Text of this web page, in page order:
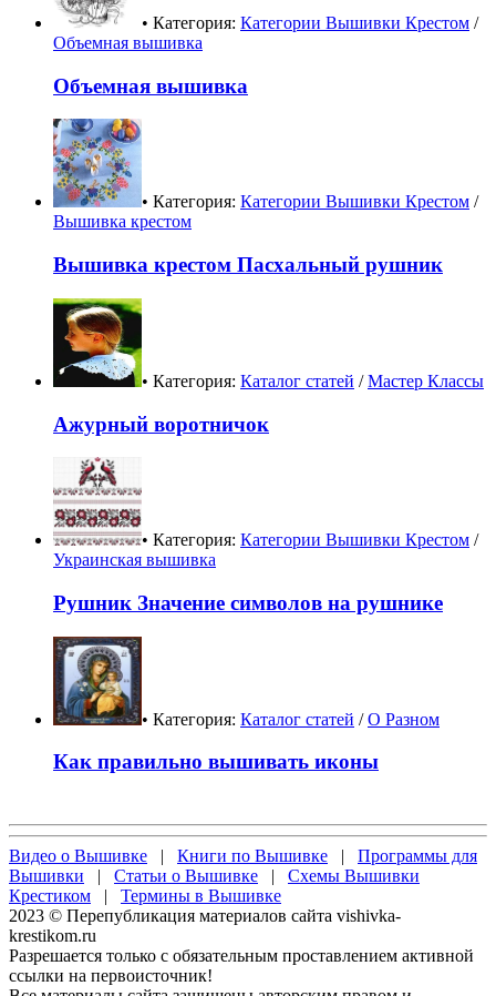
• Категория: Категории Вышивки Крестом /
Объемная вышивка
Объемная вышивка
• Категория: Категории Вышивки Крестом /
Вышивка крестом
Вышивка крестом Пасхальный рушник
• Категория: Каталог статей /Мастер Классы
Ажурный воротничок
• Категория: Категории Вышивки Крестом /
Украинская вышивка
Рушник Значение символов на рушнике
• Категория: Каталог статей /О Разном
Как правильно вышивать иконы
Видео о Вышивке | Книги по Вышивке | Программы для
Вышивки | Статьи о Вышивке | Схемы Вышивки
Крестиком | Термины в Вышивке
2023 © Перепубликация материалов сайта vishivka-
krestikom.ru
Разрешается только с обязательным проставлением активной
ссылки на первоисточник!